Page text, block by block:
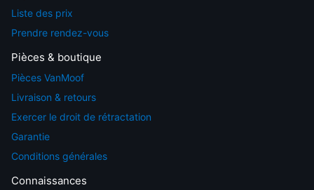
Liste des prix
Prendre rendez-vous
Pièces & boutique
Pièces VanMoof
Livraison & retours
Exercer le droit de rétractation
Garantie
Conditions générales
Connaissances